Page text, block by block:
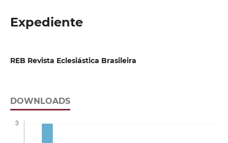
Expediente
REB Revista Eclesiástica Brasileira
DOWNLOADS